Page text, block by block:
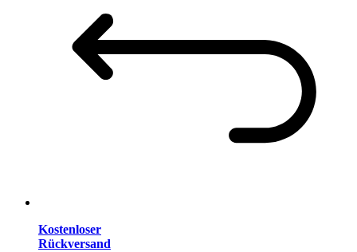
Kostenloser
Rückversand